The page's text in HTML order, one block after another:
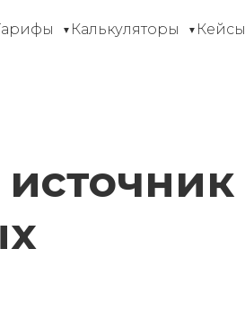
▼ Калькуляторы ▼ Кейсы